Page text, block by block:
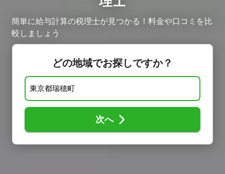
簡単に給与計算の税理士が見つかる！料金や口コミを比
較しましょう ​
どの地域でお探しですか？
次へ